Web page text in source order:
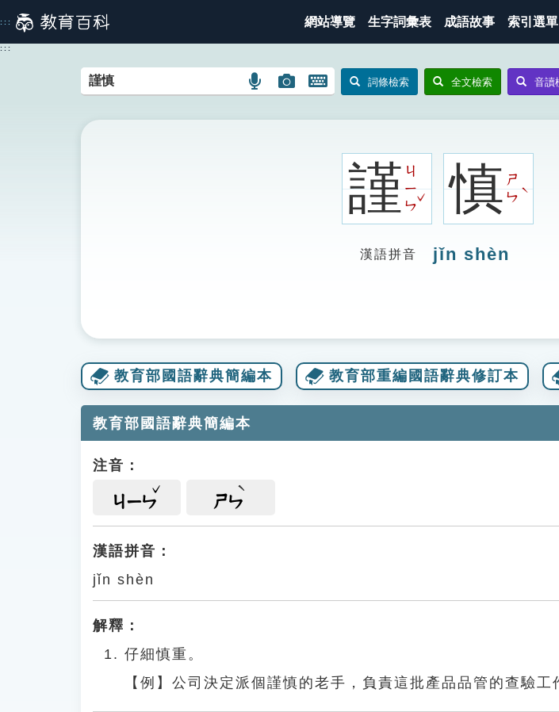
到
主
::: 網站導覽 生字詞彙表 成語故事 索引選單
:::
語
搜
圖
搜
開
鍵
詞條檢索 全文檢索 音讀
謹ㄐ
ㄧ
ㄣ
ˇ 慎ㄕ
ㄣ
ˋ
漢語拼音 jǐn shèn
教育部國語辭典簡編本 教育部重編國語辭典修訂本
教育部國語辭典簡編本
注音：
ㄐㄧㄣ ㄕㄣ
漢語拼音：
jǐn shèn
解釋：
仔細慎重。
【例】公司決定派個謹慎的老手，負責這批產品品管的查驗工